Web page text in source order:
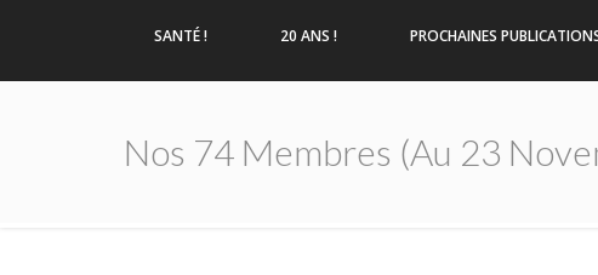
SANTÉ ! 20 ANS ! PROCHAINES
Nos 74 Membres (au 23